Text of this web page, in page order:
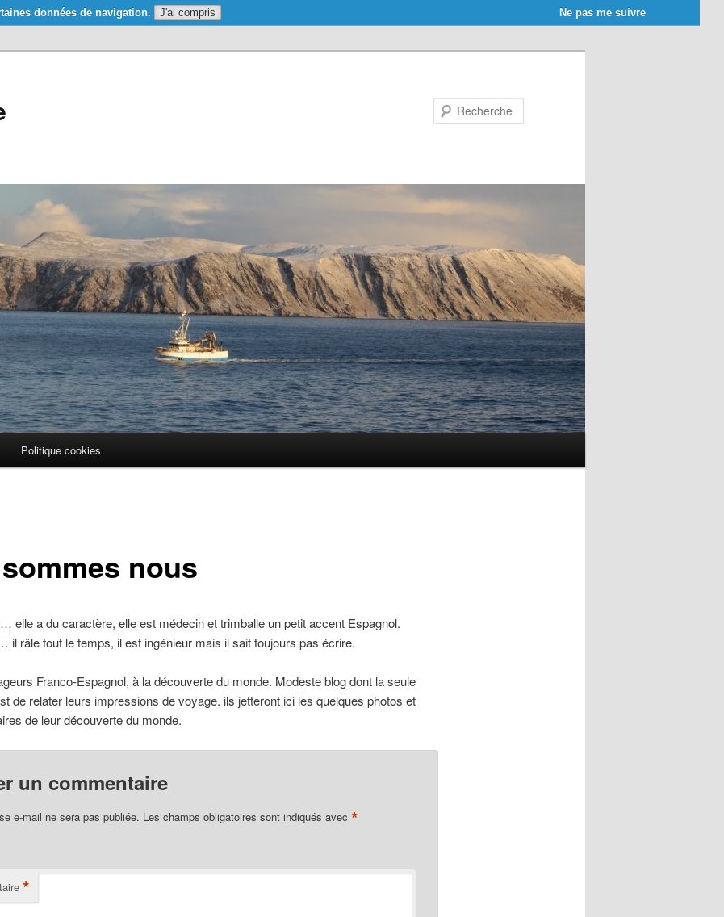
données de navigation. J'ai compris Ne pas me suivre
Politique cookies
nous
… elle a du caractère, elle est médecin et trimballe un petit accent Espagnol.
il râle tout le temps, il est ingénieur mais il sait toujours pas écrire.
Franco-Espagnol, à la découverte du monde. Modeste blog dont la seule
de relater leurs impressions de voyage. ils jetteront ici les quelques photos et
de leur découverte du monde.
un commentaire
e-mail ne sera pas publiée. Les champs obligatoires sont indiqués avec *
*